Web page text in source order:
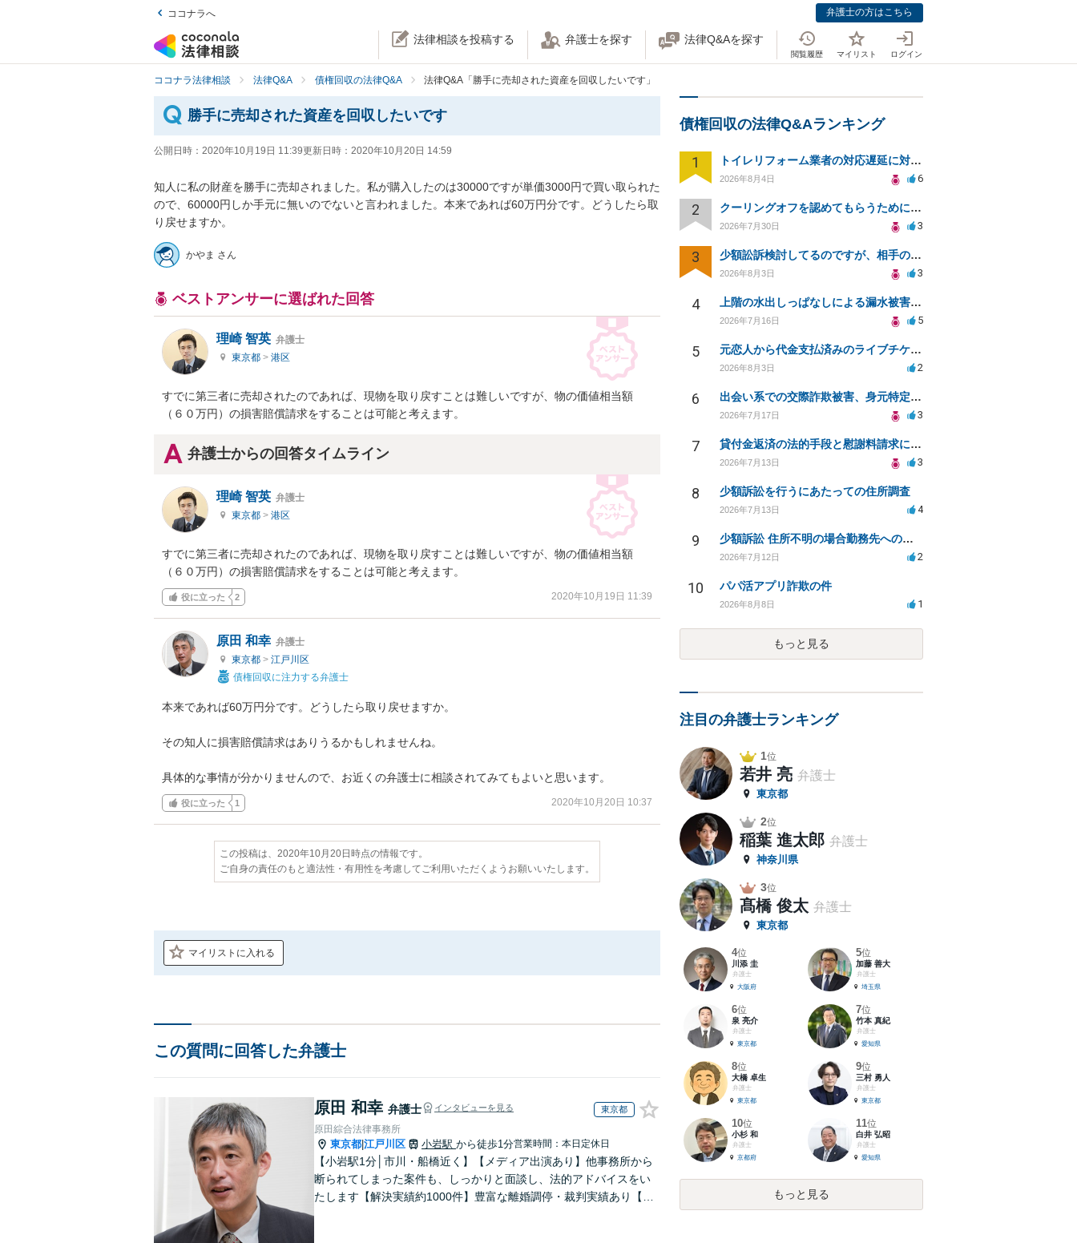
ココナラへ 弁護士の方はこちら
法律相談を投稿する 弁護士を探す 法律Q&Aを探す
閲覧履歴 マイリスト ログイン
ココナラ法律相談 法律Q&A 債権回収の法律Q&A 法律Q&A「勝手に売却された資産を回収したいです」
勝手に売却された資産を回収したいです
公開日時： 2020年10月19日 11:39更新日時： 2020年10月20日 14:59
知人に私の財産を勝手に売却されました。私が購入したのは30000ですが単価3000円で買い取られた
ので、60000円しか手元に無いのでないと言われました。本来であれば60万円分です。どうしたら取
り戻せますか。
かやま さん
ベストアンサーに選ばれた回答
理崎 智英 弁護士
東京都 > 港区
すでに第三者に売却されたのであれば、現物を取り戻すことは難しいですが、物の価値相当額
（６０万円）の損害賠償請求をすることは可能と考えます。
弁護士からの回答タイムライン
理崎 智英 弁護士
東京都 > 港区
すでに第三者に売却されたのであれば、現物を取り戻すことは難しいですが、物の価値相当額
（６０万円）の損害賠償請求をすることは可能と考えます。
役に立った 2 2020年10月19日 11:39
原田 和幸 弁護士
東京都 > 江戸川区
債権回収に注力する弁護士
本来であれば60万円分です。どうしたら取り戻せますか。
その知人に損害賠償請求はありうるかもしれませんね。
具体的な事情が分かりませんので、お近くの弁護士に相談されてみてもよいと思います。
役に立った 1 2020年10月20日 10:37
この投稿は、2020年10月20日時点の情報です。
ご自身の責任のもと適法性・有用性を考慮してご利用いただくようお願いいたします。
マイリストに入れる
この質問に回答した弁護士
原田 和幸 弁護士 インタビューを見る 東京都
原田綜合法律事務所
東京都 江戸川区 小岩駅 から徒歩1分営業時間：本日定休日
【小岩駅1分│市川・船橋近く】【メディア出演あり】他事務所から
断られてしまった案件も、しっかりと面談し、法的アドバイスをい
たします【解決実績約1000件】豊富な離婚調停・裁判実績あり【不
債権回収の法律Q&Aランキング
1 トイレリフォーム業者の対応遅延に対する法的措置相談
2026年8月4日 6
2 クーリングオフを認めてもらうために少額訴訟できるのでしょうか。
2026年7月30日 3
3 少額訟訴検討してるのですが、相手の住所がわからない
2026年8月3日 3
4 上階の水出しっぱなしによる漏水被害、130万円の回収方法を相談したい
2026年7月16日 5
5 元恋人から代金支払済みのライブチケットを回収したい。
2026年8月3日 2
6 出会い系での交際詐欺被害、身元特定と返金請求の方法は？
2026年7月17日 3
7 貸付金返済の法的手段と慰謝料請求について
2026年7月13日 3
8 少額訴訟を行うにあたっての住所調査
2026年7月13日 4
9 少額訴訟 住所不明の場合勤務先への書類送達は可能？
2026年7月12日 2
10 パパ活アプリ詐欺の件
2026年8月8日 1
もっと見る
注目の弁護士ランキング
1位
若井 亮 弁護士
東京都
2位
稲葉 進太郎 弁護士
神奈川県
3位
髙橋 俊太 弁護士
東京都
4位
川添 圭
弁護士
大阪府
5位
加藤 善大
弁護士
埼玉県
6位
泉 亮介
弁護士
東京都
7位
竹本 真紀
弁護士
愛知県
8位
大橋 卓生
弁護士
東京都
9位
三村 勇人
弁護士
東京都
10位
小杉 和
弁護士
京都府
11位
白井 弘昭
弁護士
愛知県
もっと見る